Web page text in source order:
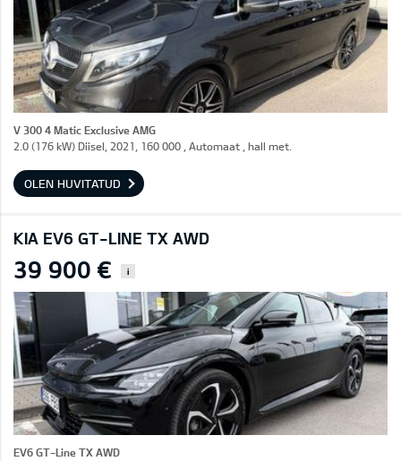
V 300 4 Matic Exclusive AMG
2.0 (176 kW) Diisel, 2021, 160 000 , Automaat , hall met.
OLEN HUVITATUD
KIA EV6 GT-LINE TX AWD
39 900 € i
EV6 GT-Line TX AWD